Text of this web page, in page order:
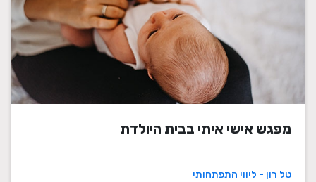
מפגש אישי איתי בבית היולדת
טל רון - ליווי התפתחותי